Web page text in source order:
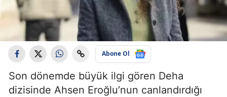
Abone Ol
Son dönemde büyük ilgi gören Deha
dizisinde Ahsen Eroğlu’nun canlandırdığı